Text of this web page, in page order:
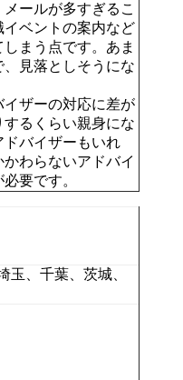
ールが多すぎるこ
ベントの案内など
まう点です。あま
見落としそうにな
イザーの対応に差が
るくらい親身にな
ドバイザーもいれ
わらないアドバイ
要です。
玉、千葉、茨城、